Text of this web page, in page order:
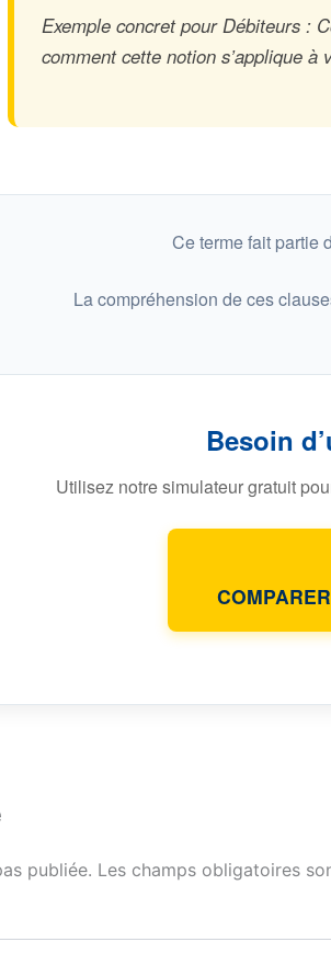
Exemple concret pour Débiteurs :
comment cette notion s’applique à
Ce terme fait partie
La compréhension de ces
Besoin
Utilisez notre simulateur gratuit
publiée. Les champs obligatoires